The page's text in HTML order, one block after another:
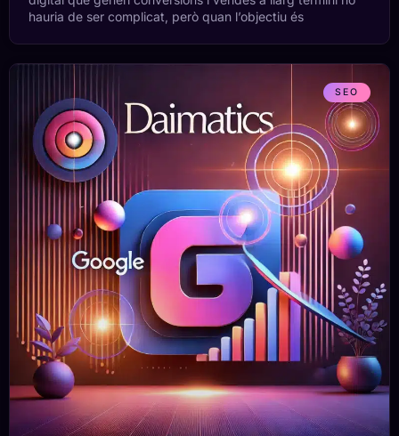
hauria de ser complicat, però quan l’objectiu és
SEO